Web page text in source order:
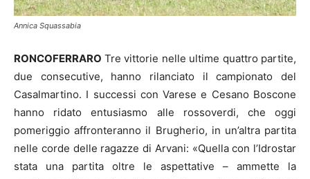
Annica Squassabia
RONCOFERRARO Tre vittorie nelle ultime quattro partite,
due consecutive, hanno rilanciato il campionato del
Casalmartino. I successi con Varese e Cesano Boscone
hanno ridato entusiasmo alle rossoverdi, che oggi
pomeriggio affronteranno il Brugherio, in un’altra partita
nelle corde delle ragazze di Arvani: «Quella con l’Idrostar
stata una partita oltre le aspettative – ammette la